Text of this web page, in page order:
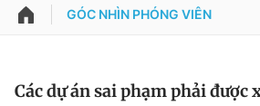
QUẢNG CÁO
Thông tin tài khoản
GÓC NHÌN PHÓNG VIÊN
Các dự án sai phạm phải được